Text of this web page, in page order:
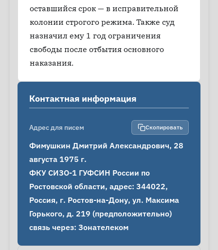
оставшийся срок — в исправительной
колонии строгого режима. Также суд
назначил ему 1 год ограничения
свободы после отбытия основного
наказания.
Контактная информация
Адрес для писем Скопировать
Фимушкин Дмитрий Александрович, 28
августа 1975 г.
ФКУ СИЗО-1 ГУФСИН России по
Ростовской области, адрес: 344022,
Россия, г. Ростов-на-Дону, ул. Максима
Горького, д. 219 (предположительно)
связь через: Зонателеком